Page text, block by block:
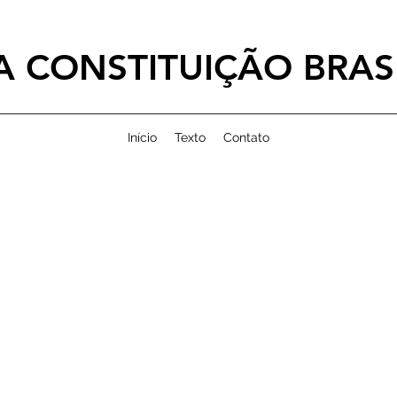
CONSTITUIÇÃO
Início Texto Contato